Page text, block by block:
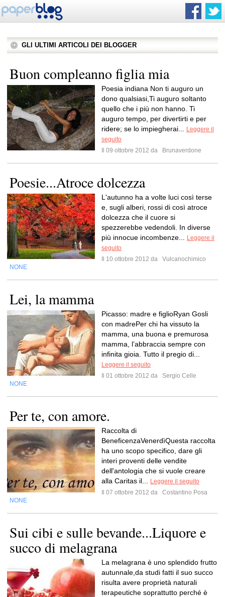
GLI ULTIMI ARTICOLI DEI BLOGGER
Buon compleanno figlia mia
Poesia indiana Non ti auguro un
dono qualsiasi,Ti auguro soltanto
quello che i più non hanno. Ti
auguro tempo, per divertirti e per
ridere; se lo impiegherai...
Leggere il
seguito
Il 09 ottobre 2012 da
Brunaverdone
Poesie...Atroce dolcezza
L'autunno ha a volte luci così terse
e, sugli alberi, rossi di così atroce
dolcezza che il cuore si
spezzerebbe vedendoli. In diverse
più innocue incombenze...
Leggere il
seguito
Il 10 ottobre 2012 da
Vulcanochimico
NONE
Lei, la mamma
Picasso: madre e figlioRyan Gosli
con madrePer chi ha vissuto la
mamma, una buona e premurosa
mamma, l’abbraccia sempre con
infinita gioia. Tutto il pregio di...
Leggere il seguito
Il 01 ottobre 2012 da
Sergio Celle
NONE
Per te, con amore.
Raccolta di
BeneficenzaVenerdìQuesta raccolta
ha uno scopo specifico, dare gli
interi proventi delle vendite
dell'antologia che si vuole creare
alla Caritas il...
Leggere il seguito
Il 07 ottobre 2012 da
Costantino Posa
NONE
Sui cibi e sulle bevande...Liquore e
succo di melagrana
La melagrana è uno splendido frutto
autunnale,da studi fatti il suo succo
risulta avere proprietà naturali
terapeutiche soprattutto perché è